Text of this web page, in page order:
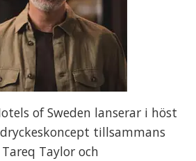
of Sweden lanserar i höst
tillsammans
Taylor och